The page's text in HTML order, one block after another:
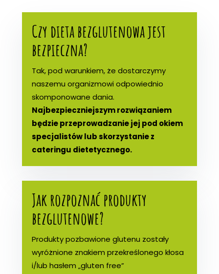
Czy dieta bezglutenowa jest
bezpieczna?
Tak, pod warunkiem, że dostarczymy
naszemu organizmowi odpowiednio
skomponowane dania.
Najbezpieczniejszym rozwiązaniem
będzie przeprowadzanie jej pod okiem
specjalistów lub skorzystanie z
cateringu dietetycznego.
Jak rozpoznać produkty
bezglutenowe?
Produkty pozbawione glutenu zostały
wyróżnione znakiem przekreślonego kłosa
i/lub hasłem „gluten free”